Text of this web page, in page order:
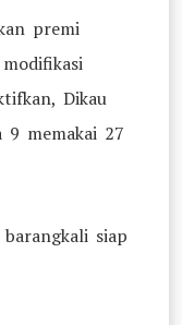
premi
Dikau
9 memakai 27
siap